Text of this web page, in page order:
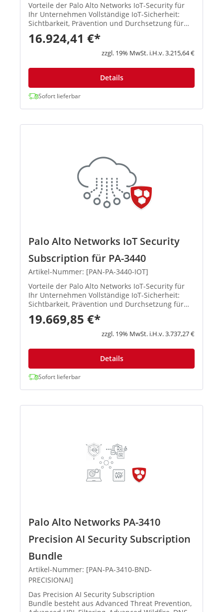
Vorteile der Palo Alto Networks IoT-Security für
Ihr Unternehmen Vollständige IoT-Sicherheit:
Sichtbarkeit, Prävention und Durchsetzung für
jedes Gerät im Netzwerk von einer einzigen
Plattform aus Die integrierte Prävention stoppt
16.924,41 €*
zzgl. 19% MwSt. i.H.v. 3.215,64 €
Details
Sofort lieferbar
Palo Alto Networks IoT Security
Subscription für PA-3440
Artikel-Nummer: [PAN-PA-3440-IOT]
Vorteile der Palo Alto Networks IoT-Security für
Ihr Unternehmen Vollständige IoT-Sicherheit:
Sichtbarkeit, Prävention und Durchsetzung für
jedes Gerät im Netzwerk von einer einzigen
Plattform aus Die integrierte Prävention stoppt
19.669,85 €*
zzgl. 19% MwSt. i.H.v. 3.737,27 €
Details
Sofort lieferbar
Palo Alto Networks PA-3410
Precision AI Security Subscription
Bundle
Artikel-Nummer: [PAN-PA-3410-BND-
PRECISIONAI]
Das Precision AI Security Subscription
Bundle besteht aus Advanced Threat Prevention,